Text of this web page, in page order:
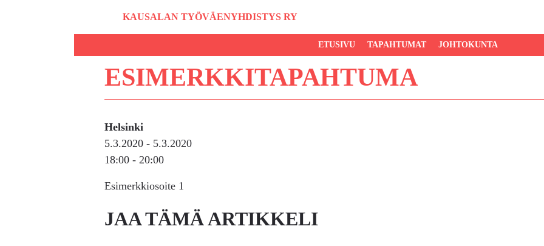
KAUSALAN TYÖVÄENYHDISTYS RY
ETUSIVU TAPAHTUMAT JOHTOKUNTA
ESIMERKKITAPAHTUMA
Helsinki
5.3.2020 - 5.3.2020
18:00 - 20:00
Esimerkkiosoite 1
JAA TÄMÄ ARTIKKELI